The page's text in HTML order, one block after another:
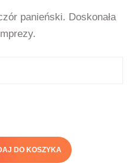
panieński. Doskonała
DO KOSZYKA